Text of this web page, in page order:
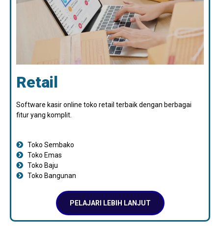
Retail
Software kasir online toko retail terbaik dengan berbagai
fitur yang komplit.
Toko Sembako
Toko Emas
Toko Baju
Toko Bangunan
PELAJARI LEBIH LANJUT